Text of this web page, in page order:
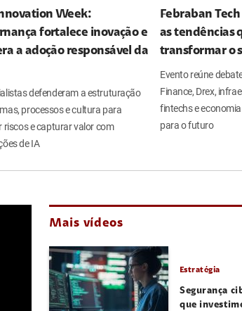
Week:
fortalece inovação e
a adoção responsável da
defenderam a estruturação
processos e cultura para
riscos e capturar valor com
de IA
Febraban
as tendências
transformar o
Evento reúne
Finance, Drex,
fintechs e
para o futuro
Mais vídeos
Estratégia
Segurança
que